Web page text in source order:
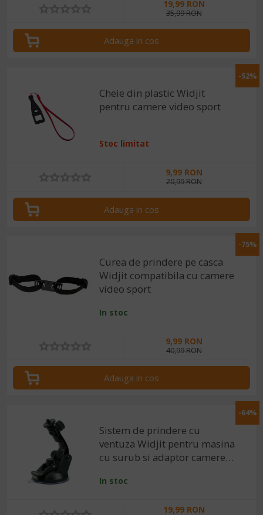
19,99 RON
35,99 RON
Adauga in cos
-52%
Cheie din plastic Widjit
pentru camere video sport
Stoc limitat
9,99 RON
20,99 RON
Adauga in cos
-75%
Curea de prindere pe casca
Widjit compatibila cu camere
video sport
In stoc
9,99 RON
40,99 RON
Adauga in cos
-64%
Sistem de prindere cu
ventuza Widjit pentru masina
cu surub si adaptor camere
In stoc
19,99 RON